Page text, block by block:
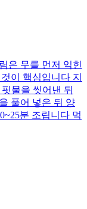
은 무를 먼저 익힌
이 핵심입니다 지
물을 씻어낸 뒤
풀어 넣은 뒤 양
분 조립니다 먹